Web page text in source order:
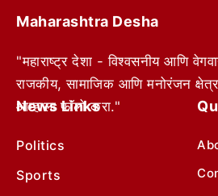
Maharashtra Desha
"महाराष्ट्र देशा - विश्वसनीय आणि
राजकीय, सामाजिक आणि मनोरंजन
आम्हाला फॉलो करा."
News Links
Politics
Sports